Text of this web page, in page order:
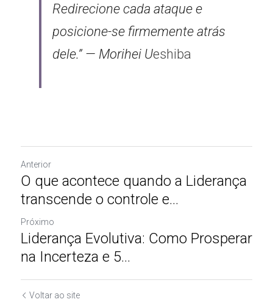
Redirecione cada ataque e
posicione-se firmemente atrás
dele.” — Morihei Ueshiba
Anterior
O que acontece quando a Liderança
transcende o controle e...
Próximo
Liderança Evolutiva: Como Prosperar
na Incerteza e 5...
Voltar ao site